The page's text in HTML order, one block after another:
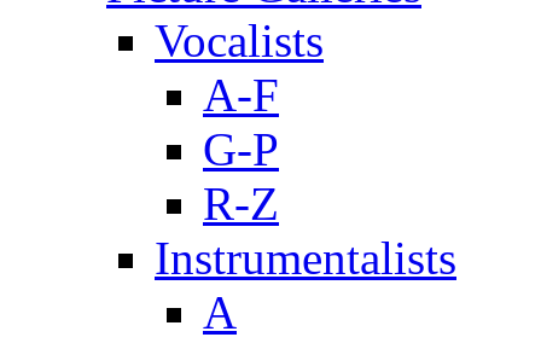
Vocalists
A-F
G-P
R-Z
Instrumentalists
A